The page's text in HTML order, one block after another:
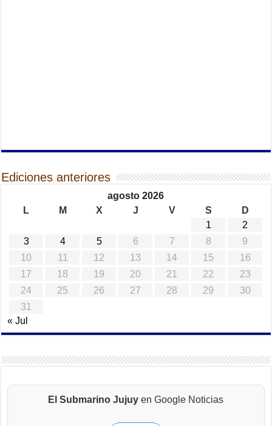
Ediciones anteriores
agosto 2026
L
M X J V S
D
1
2
3
4 5 6 7 8
9
10
11 12 13 14 15
16
17
18 19 20 21 22
23
24
25 26 27 28 29
30
31
« Jul
El Submarino Jujuy en Google Noticias